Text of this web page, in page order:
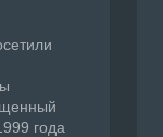
года